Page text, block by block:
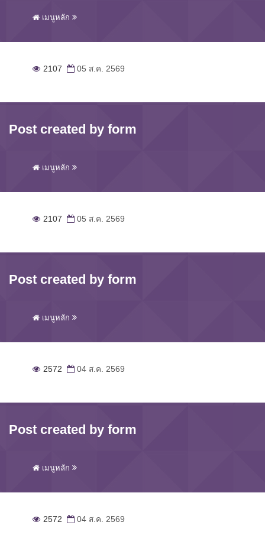
เมนูหลัก
2107 05 ส.ค. 2569
Post created by form
เมนูหลัก
2107 05 ส.ค. 2569
Post created by form
เมนูหลัก
2572 04 ส.ค. 2569
Post created by form
เมนูหลัก
2572 04 ส.ค. 2569